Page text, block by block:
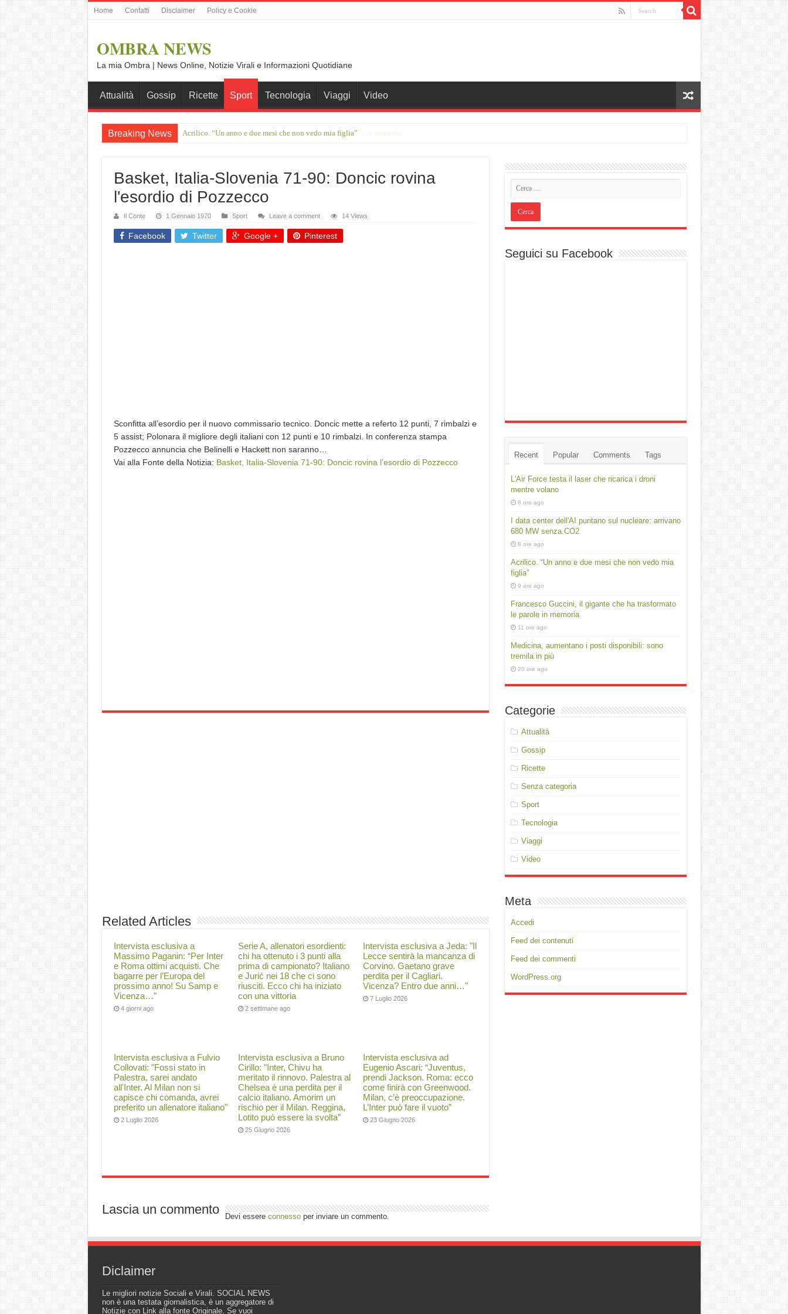
Home Contatti Disclaimer Policy e Cookie
OMBRA NEWS
La mia Ombra | News Online, Notizie Virali e Informazioni Quotidiane
Attualità Gossip Ricette Sport Tecnologia Viaggi Video
Breaking News Acrilico. “Un anno e due mesi che non vedo mia figlia”
Francesco Guccini, il gigante che ha trasformato le parole in memoria
Basket, Italia-Slovenia 71-90: Doncic rovina
l'esordio di Pozzecco
Il Conte 1 Gennaio 1970 Sport Leave a comment 14 Views
Facebook Twitter Google + Pinterest
Sconfitta all’esordio per il nuovo commissario tecnico. Doncic mette a referto 12 punti, 7 rimbalzi e
5 assist; Polonara il migliore degli italiani con 12 punti e 10 rimbalzi. In conferenza stampa
Pozzecco annuncia che Belinelli e Hackett non saranno…
Vai alla Fonte della Notizia: Basket, Italia-Slovenia 71-90: Doncic rovina l’esordio di Pozzecco
Related Articles
Intervista esclusiva a
Massimo Paganin: “Per Inter
e Roma ottimi acquisti. Che
bagarre per l’Europa del
prossimo anno! Su Samp e
Vicenza…”
4 giorni ago
Serie A, allenatori esordienti:
chi ha ottenuto i 3 punti alla
prima di campionato? Italiano
e Jurić nei 18 che ci sono
riusciti. Ecco chi ha iniziato
con una vittoria
2 settimane ago
Intervista esclusiva a Jeda: "Il
Lecce sentirà la mancanza di
Corvino. Gaetano grave
perdita per il Cagliari.
Vicenza? Entro due anni…"
7 Luglio 2026
Intervista esclusiva a Fulvio
Collovati: "Fossi stato in
Palestra, sarei andato
all'Inter. Al Milan non si
capisce chi comanda, avrei
preferito un allenatore italiano"
2 Luglio 2026
Intervista esclusiva a Bruno
Cirillo: "Inter, Chivu ha
meritato il rinnovo. Palestra al
Chelsea è una perdita per il
calcio italiano. Amorim un
rischio per il Milan. Reggina,
Lotito può essere la svolta”
25 Giugno 2026
Intervista esclusiva ad
Eugenio Ascari: “Juventus,
prendi Jackson. Roma: ecco
come finirà con Greenwood.
Milan, c’è preoccupazione.
L’Inter può fare il vuoto”
23 Giugno 2026
Lascia un commento Devi essere connessoper inviare un commento.
Seguici su Facebook
Recent Popular Comments Tags
L'Air Force testa il laser che ricarica i droni
mentre volano
8 ore ago
I data center dell'AI puntano sul nucleare: arrivano
680 MW senza CO2
8 ore ago
Acrilico. “Un anno e due mesi che non vedo mia
figlia”
9 ore ago
Francesco Guccini, il gigante che ha trasformato
le parole in memoria
11 ore ago
Medicina, aumentano i posti disponibili: sono
tremila in più
20 ore ago
Categorie
Attualità
Gossip
Ricette
Senza categoria
Sport
Tecnologia
Viaggi
Video
Meta
Accedi
Feed dei contenuti
Feed dei commenti
WordPress.org
Diclaimer
Le migliori notizie Sociali e Virali. SOCIAL NEWS
non è una testata giornalistica, è un aggregatore di
Notizie con Link alla fonte Originale. Se vuoi